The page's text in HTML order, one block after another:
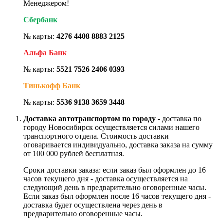
Менеджером!
Сбербанк
№ карты: 4276 4408 8883 2125
Альфа Банк
№ карты: 5521 7526 2406 0393
Тинькофф Банк
№ карты: 5536 9138 3659 3448
Доставка автотранспортом по городу - доставка по
городу Новосибирск осуществляется силами нашего
транспортного отдела. Стоимость доставки
оговаривается индивидуально, доставка заказа на сумму
от 100 000 рублей бесплатная.
Сроки доставки заказа: если заказ был оформлен до 16
часов текущего дня - доставка осуществляется на
следующий день в предварительно оговоренные часы.
Если заказ был оформлен после 16 часов текущего дня -
доставка будет осуществлена через день в
предварительно оговоренные часы.